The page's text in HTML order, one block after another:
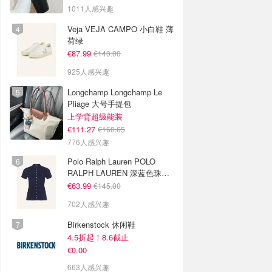
1011人感兴趣
Veja VEJA CAMPO 小白鞋 薄
荷绿
€87.99 €140.00
925人感兴趣
Longchamp Longchamp Le
Pliage 大号手提包
上学背超级能装
€111.27 €160.65
776人感兴趣
Polo Ralph Lauren POLO
RALPH LAUREN 深蓝色珠地
布 Polo衫
€63.99 €145.00
702人感兴趣
Birkenstock 休闲鞋
4.5折起！8.6截止
€0.00
663人感兴趣